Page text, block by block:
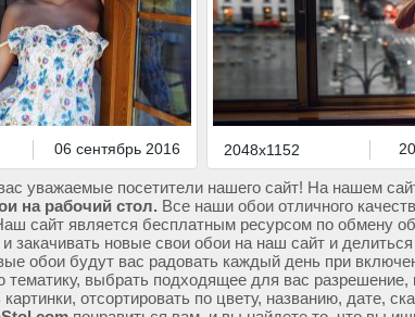
06 сентябрь 2016 2048x1152
уважаемые посетители нашего сайт! На нашем
на рабочий стол. Все наши обои отличного
сайт является бесплатным ресурсом по обмену
и закачивать новые свои обои на наш сайт и
обои будут вас радовать каждый день при
тематику, выбрать подходящее для вас
отсортировать по цвету, названию, дате,